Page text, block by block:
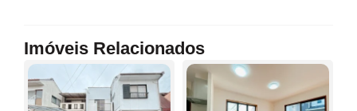
Imóveis Relacionados